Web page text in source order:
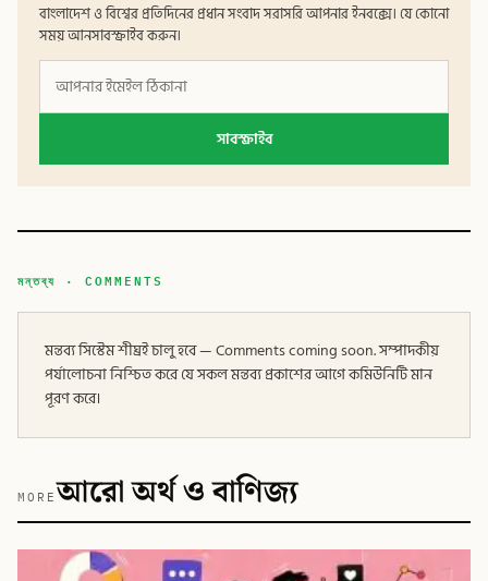
বাংলাদেশ ও বিশ্বের প্রতিদিনের প্রধান সংবাদ সরাসরি আপনার ইনবক্সে। যে কোনো
সময় আনসাবস্ক্রাইব করুন।
সাবস্ক্রাইব
মন্তব্য · COMMENTS
মন্তব্য সিস্টেম শীঘ্রই চালু হবে — Comments coming soon. সম্পাদকীয়
পর্যালোচনা নিশ্চিত করে যে সকল মন্তব্য প্রকাশের আগে কমিউনিটি মান
পূরণ করে।
MOREআরো অর্থ ও বাণিজ্য